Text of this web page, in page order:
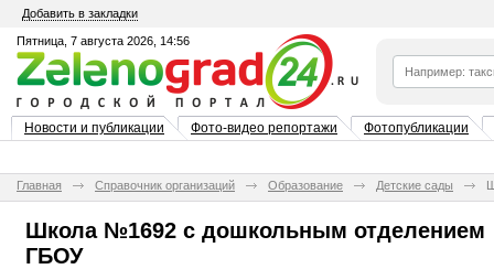
Добавить в закладки
Пятница, 7 августа 2026, 14:56
Новости и публикации Фото-видео репортажи Фотопубликации
Главная Справочник организаций Образование Детские сады
Школа №1692 с дошкольным отделением
ГБОУ